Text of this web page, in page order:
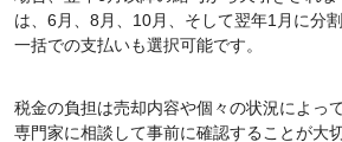
は、6月、8月、10月、そして翌年1月に分
一括での支払いも選択可能です。
税金の負担は売却内容や個々の状況によっ
専門家に相談して事前に確認することが大切